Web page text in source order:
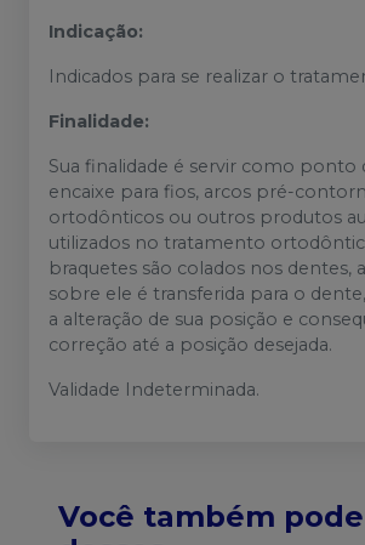
Indicação:
Indicados para se realizar o
Finalidade:
Sua finalidade é servir como ponto
encaixe para fios, arcos pré-
ortodônticos ou outros produtos
utilizados no tratamento
braquetes são colados nos dentes,
sobre ele é transferida para o
a alteração de sua posição e
correção até a posição desejada.
Validade Indeterminada.
Você também